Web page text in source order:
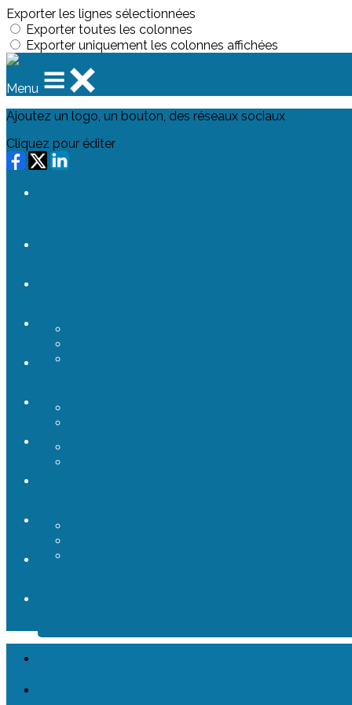
Exporter les lignes sélectionnées
Exporter toutes les colonnes
Exporter uniquement les colonnes affichées
Menu
Ajoutez un logo, un bouton, des réseaux sociaux
Cliquez pour éditer